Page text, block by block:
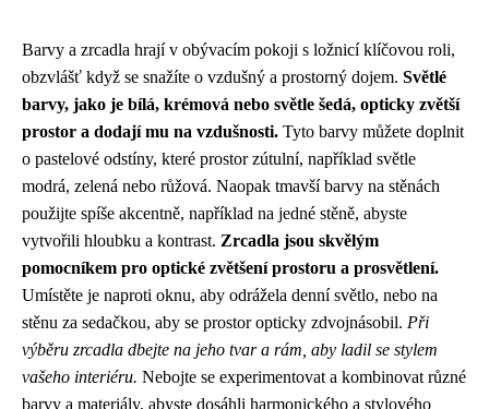
Barvy a zrcadla hrají v obývacím pokoji s ložnicí klíčovou roli,
obzvlášť když se snažíte o vzdušný a prostorný dojem. Světlé
barvy, jako je bílá, krémová nebo světle šedá, opticky zvětší
prostor a dodají mu na vzdušnosti. Tyto barvy můžete doplnit
o pastelové odstíny, které prostor zútulní, například světle
modrá, zelená nebo růžová. Naopak tmavší barvy na stěnách
použijte spíše akcentně, například na jedné stěně, abyste
vytvořili hloubku a kontrast. Zrcadla jsou skvělým
pomocníkem pro optické zvětšení prostoru a prosvětlení.
Umístěte je naproti oknu, aby odrážela denní světlo, nebo na
stěnu za sedačkou, aby se prostor opticky zdvojnásobil. Při
výběru zrcadla dbejte na jeho tvar a rám, aby ladil se stylem
vašeho interiéru. Nebojte se experimentovat a kombinovat různé
barvy a materiály, abyste dosáhli harmonického a stylového